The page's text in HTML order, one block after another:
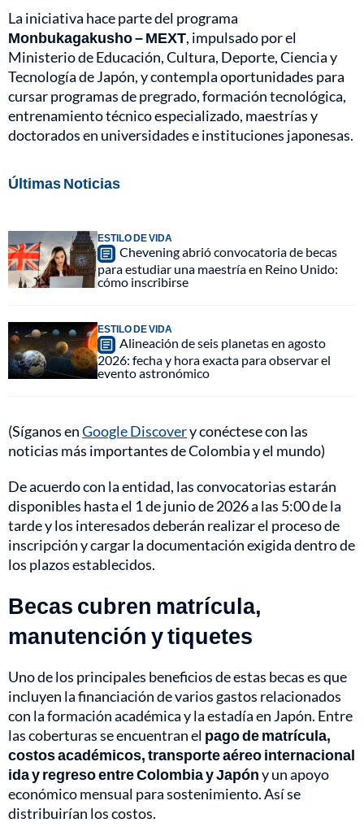
La iniciativa hace parte del programa
Monbukagakusho – MEXT, impulsado por el
Ministerio de Educación, Cultura, Deporte, Ciencia y
Tecnología de Japón, y contempla oportunidades para
cursar programas de pregrado, formación tecnológica,
entrenamiento técnico especializado, maestrías y
doctorados en universidades e instituciones japonesas.
Últimas Noticias
ESTILO DE VIDA
Chevening abrió convocatoria de becas
para estudiar una maestría en Reino Unido:
cómo inscribirse
ESTILO DE VIDA
Alineación de seis planetas en agosto
2026: fecha y hora exacta para observar el
evento astronómico
(Síganos enGoogle Discovery conéctese con las
noticias más importantes de Colombia y el mundo)
De acuerdo con la entidad, las convocatorias estarán
disponibles hasta el 1 de junio de 2026 a las 5:00 de la
tarde y los interesados deberán realizar el proceso de
inscripción y cargar la documentación exigida dentro de
los plazos establecidos.
Becas cubren matrícula,
manutención y tiquetes
Uno de los principales beneficios de estas becas es que
incluyen la financiación de varios gastos relacionados
con la formación académica y la estadía en Japón. Entre
las coberturas se encuentran el pago de matrícula,
costos académicos, transporte aéreo internacional
ida y regreso entre Colombia y Japóny un apoyo
económico mensual para sostenimiento. Así se
distribuirían los costos.